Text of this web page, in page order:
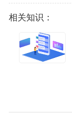
相关知识：